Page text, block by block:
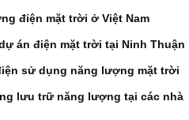
điện mặt trời ở Việt Nam
án điện mặt trời tại Ninh Thuận
sử dụng năng lượng mặt trời
lưu trữ năng lượng tại các nhà